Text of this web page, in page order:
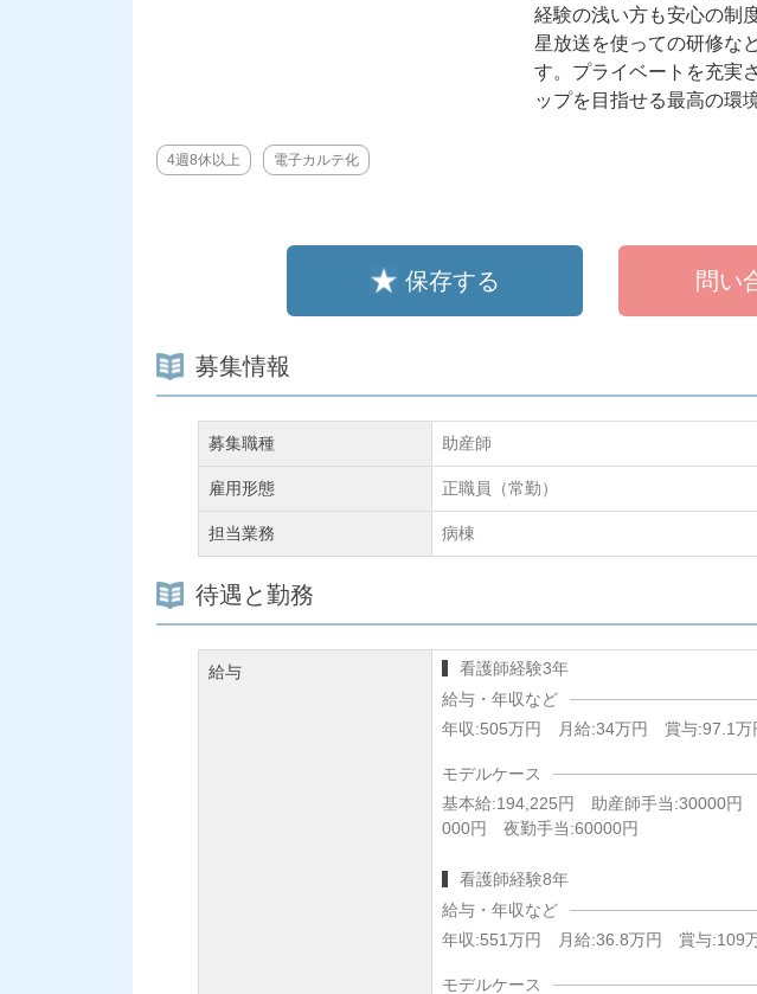
経験の浅い方も安心の制
星放送を使っての研修な
す。プライベートを充実
ップを目指せる最高の環
4週8休以上 電子カルテ化
保存する 問い
募集情報
募集職種 助産師
雇用形態 正職員（常勤）
担当業務 病棟
待遇と勤務
給与
看護師経験3年
給与・年収など
年収:505万円 月給:34万円 賞与:97.1万
モデルケース
基本給:194,225円 助産師手当:30000
000円 夜勤手当:60000円
看護師経験8年
給与・年収など
年収:551万円 月給:36.8万円 賞与:109
モデルケース